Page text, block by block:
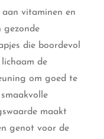
vitaminen en
gezonde
die boordevol
de
om goed te
maakt
genot voor de